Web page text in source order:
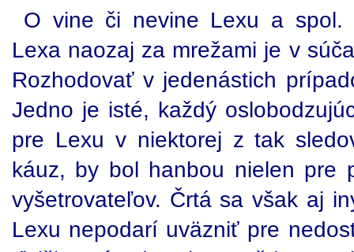
O vine či nevine Lexu a spol.
Lexa naozaj za mrežami je v
Rozhodovať v jedenástich
Jedno je isté, každý
pre Lexu v niektorej z tak
káuz, by bol hanbou nielen pre
vyšetrovateľov. Črtá sa však aj
Lexu nepodarí uväzniť pre